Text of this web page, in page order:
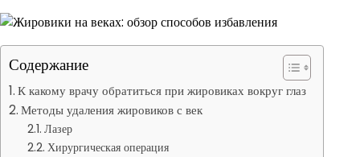
Содержание
К какому врачу обратиться при жировиках вокруг глаз
Методы удаления жировиков с век
Лазер
Хирургическая операция